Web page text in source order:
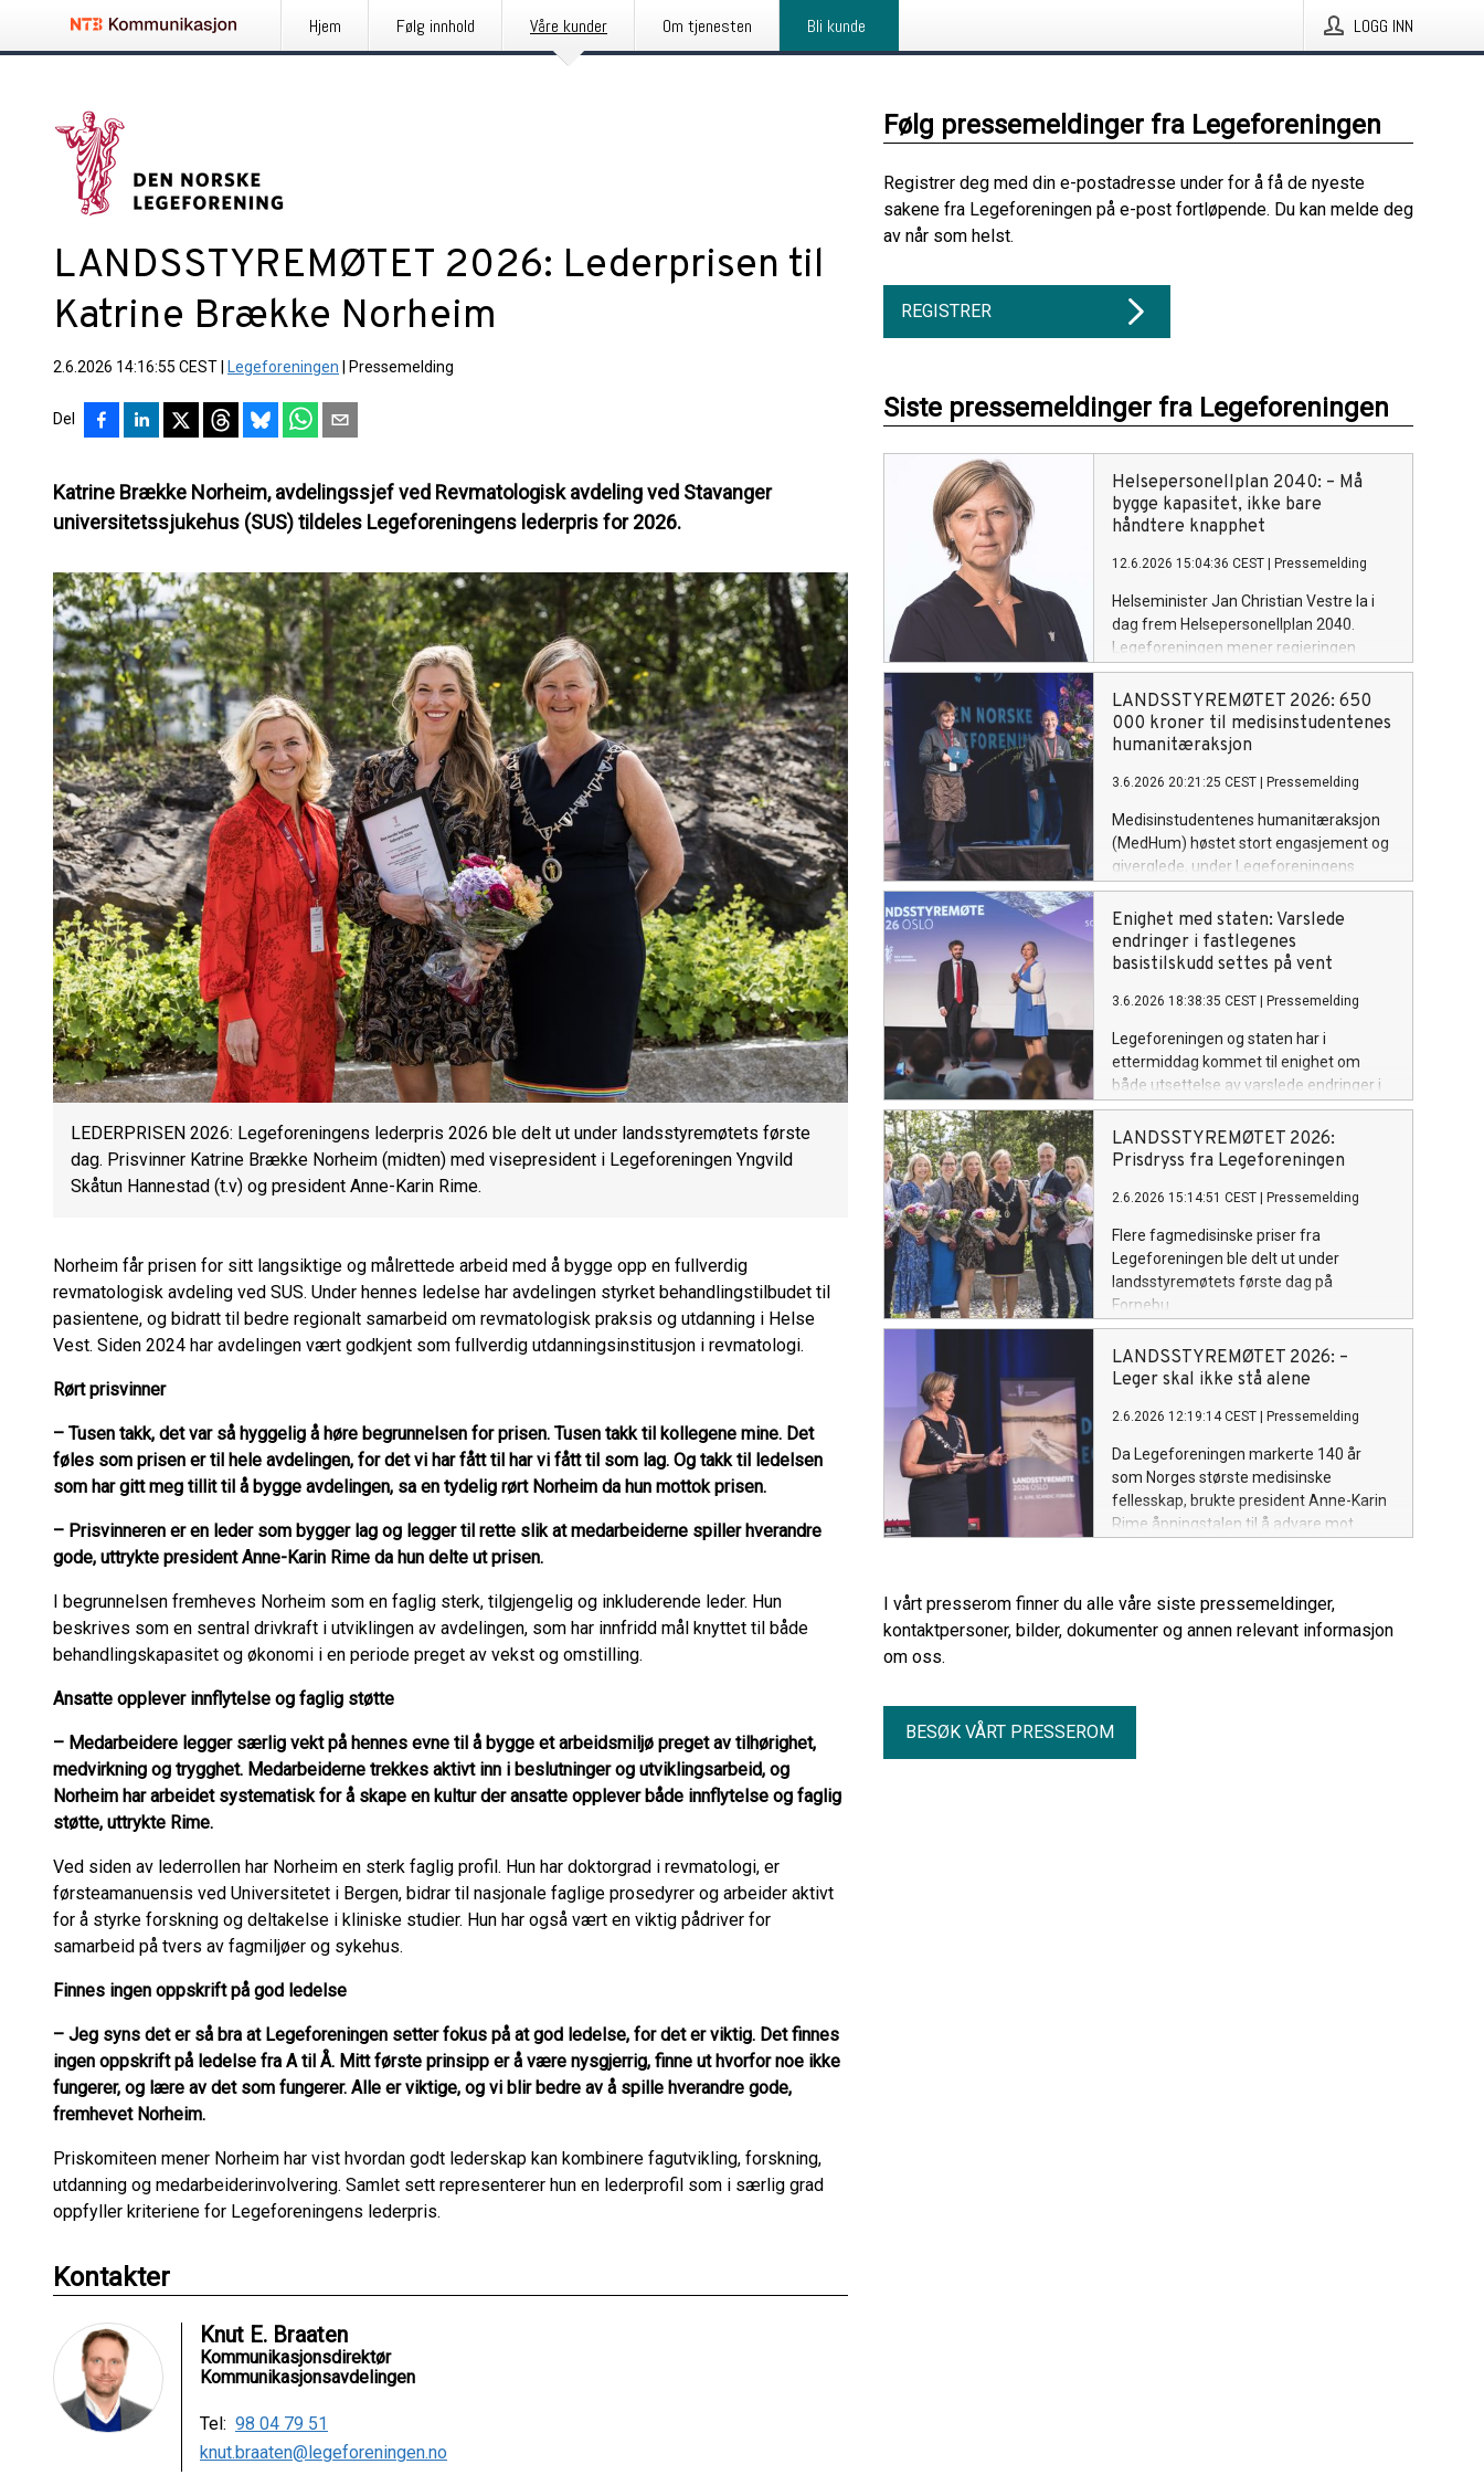
Hjem Følg innhold Våre kunder Om tjenesten Bli kunde LOGG INN
LANDSSTYREMØTET 2026: Lederprisen til
Katrine Brække Norheim
2.6.2026 14:16:55 CEST Legeforeningen Pressemelding
Del
Katrine Brække Norheim, avdelingssjef ved Revmatologisk avdeling ved Stavanger
universitetssjukehus (SUS) tildeles Legeforeningens lederpris for 2026.
LEDERPRISEN 2026: Legeforeningens lederpris 2026 ble delt ut under landsstyremøtets første
dag. Prisvinner Katrine Brække Norheim (midten) med visepresident i Legeforeningen Yngvild
Skåtun Hannestad (t.v) og president Anne-Karin Rime.
Norheim får prisen for sitt langsiktige og målrettede arbeid med å bygge opp en fullverdig
revmatologisk avdeling ved SUS. Under hennes ledelse har avdelingen styrket behandlingstilbudet til
pasientene, og bidratt til bedre regionalt samarbeid om revmatologisk praksis og utdanning i Helse
Vest. Siden 2024 har avdelingen vært godkjent som fullverdig utdanningsinstitusjon i revmatologi.
Rørt prisvinner
– Tusen takk, det var så hyggelig å høre begrunnelsen for prisen. Tusen takk til kollegene mine. Det
føles som prisen er til hele avdelingen, for det vi har fått til har vi fått til som lag. Og takk til ledelsen
som har gitt meg tillit til å bygge avdelingen, sa en tydelig rørt Norheim da hun mottok prisen.
– Prisvinneren er en leder som bygger lag og legger til rette slik at medarbeiderne spiller hverandre
gode, uttrykte president Anne-Karin Rime da hun delte ut prisen.
I begrunnelsen fremheves Norheim som en faglig sterk, tilgjengelig og inkluderende leder. Hun
beskrives som en sentral drivkraft i utviklingen av avdelingen, som har innfridd mål knyttet til både
behandlingskapasitet og økonomi i en periode preget av vekst og omstilling.
Ansatte opplever innflytelse og faglig støtte
– Medarbeidere legger særlig vekt på hennes evne til å bygge et arbeidsmiljø preget av tilhørighet,
medvirkning og trygghet. Medarbeiderne trekkes aktivt inn i beslutninger og utviklingsarbeid, og
Norheim har arbeidet systematisk for å skape en kultur der ansatte opplever både innflytelse og faglig
støtte, uttrykte Rime.
Ved siden av lederrollen har Norheim en sterk faglig profil. Hun har doktorgrad i revmatologi, er
førsteamanuensis ved Universitetet i Bergen, bidrar til nasjonale faglige prosedyrer og arbeider aktivt
for å styrke forskning og deltakelse i kliniske studier. Hun har også vært en viktig pådriver for
samarbeid på tvers av fagmiljøer og sykehus.
Finnes ingen oppskrift på god ledelse
– Jeg syns det er så bra at Legeforeningen setter fokus på at god ledelse, for det er viktig. Det finnes
ingen oppskrift på ledelse fra A til Å. Mitt første prinsipp er å være nysgjerrig, finne ut hvorfor noe ikke
fungerer, og lære av det som fungerer. Alle er viktige, og vi blir bedre av å spille hverandre gode,
fremhevet Norheim.
Priskomiteen mener Norheim har vist hvordan godt lederskap kan kombinere fagutvikling, forskning,
utdanning og medarbeiderinvolvering. Samlet sett representerer hun en lederprofil som i særlig grad
oppfyller kriteriene for Legeforeningens lederpris.
Kontakter
Knut E. Braaten
Kommunikasjonsdirektør
Kommunikasjonsavdelingen
Tel: 98 04 79 51
knut.braaten@legeforeningen.no
Følg pressemeldinger fra Legeforeningen
Registrer deg med din e-postadresse under for å få de nyeste
sakene fra Legeforeningen på e-post fortløpende. Du kan melde deg
av når som helst.
REGISTRER
Siste pressemeldinger fra Legeforeningen
Helsepersonellplan 2040: – Må
bygge kapasitet, ikke bare
håndtere knapphet
12.6.2026 15:04:36 CEST Pressemelding
Helseminister Jan Christian Vestre la i
dag frem Helsepersonellplan 2040.
Legeforeningen mener regjeringen
peker på mange riktige utfordringer og
presenterer flere viktige tiltak for å sikre
fremtidens helsetjeneste. Samtidig må
planen følges opp med en enda sterkere
spesialistutdanning og kapasitet.
LANDSSTYREMØTET 2026: 650
000 kroner til medisinstudentenes
humanitæraksjon
3.6.2026 20:21:25 CEST Pressemelding
Medisinstudentenes humanitæraksjon
(MedHum) høstet stort engasjement og
giverglede, under Legeforeningens
landsstyremøte på Fornebu. Hele 650
000 kroner ble samlet inn.
Enighet med staten: Varslede
endringer i fastlegenes
basistilskudd settes på vent
3.6.2026 18:38:35 CEST Pressemelding
Legeforeningen og staten har i
ettermiddag kommet til enighet om
både utsettelse av varslede endringer i
basistilskuddet, samarbeid om
sykefraværstakster og den økonomiske
rammen for årets takstoppgjør. Det
dramatiske endringene i basistilskuddet
LANDSSTYREMØTET 2026:
Prisdryss fra Legeforeningen
2.6.2026 15:14:51 CEST Pressemelding
Flere fagmedisinske priser fra
Legeforeningen ble delt ut under
landsstyremøtets første dag på
Fornebu.
LANDSSTYREMØTET 2026: –
Leger skal ikke stå alene
2.6.2026 12:19:14 CEST Pressemelding
Da Legeforeningen markerte 140 år
som Norges største medisinske
fellesskap, brukte president Anne-Karin
Rime åpningstalen til å advare mot
utgangspunkt i legers arbeidshverdag
og pasientenes behov.
I vårt presserom finner du alle våre siste pressemeldinger,
kontaktpersoner, bilder, dokumenter og annen relevant informasjon
om oss.
BESØK VÅRT PRESSEROM